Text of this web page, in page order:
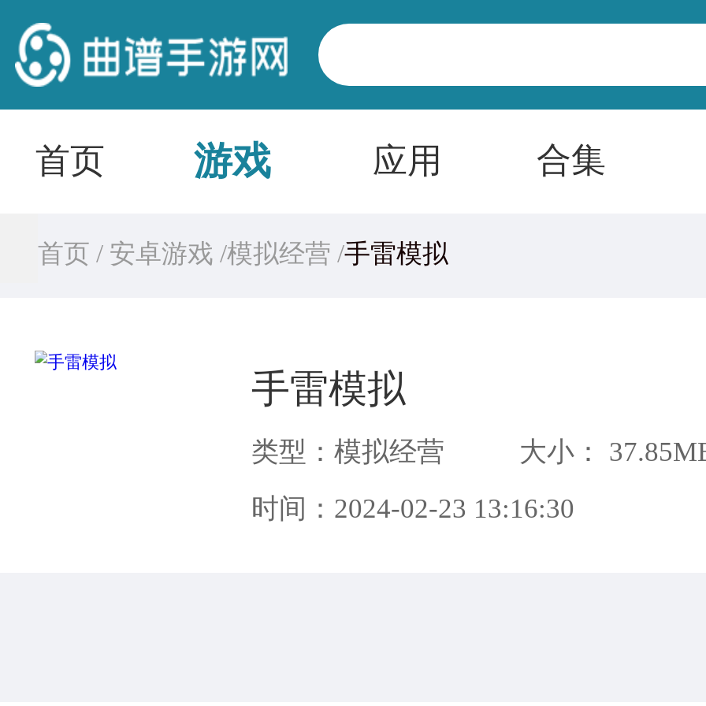
首页 游戏 应用 合集
首页 /安卓游戏 /模拟经营 /手雷模拟
手雷模拟
类型：模拟经营
大小：
时间：2024-02-23 13:16:30